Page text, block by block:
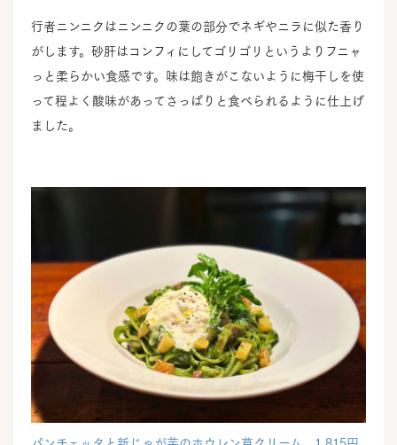
行者ニンニクはニンニクの葉の部分でネギやニラに似た香り
がします。砂肝はコンフィにしてゴリゴリというよりフニャ
っと柔らかい食感です。味は飽きがこないように梅干しを使
って程よく酸味があってさっぱりと食べられるように仕上げ
ました。